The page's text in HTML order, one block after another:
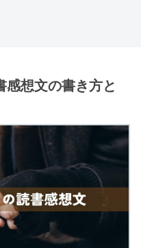
感想文の書き方と